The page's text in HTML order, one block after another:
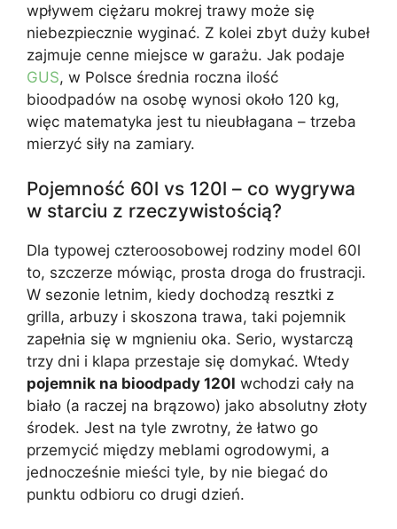
wpływem ciężaru mokrej trawy może się
niebezpiecznie wyginać. Z kolei zbyt duży kubeł
zajmuje cenne miejsce w garażu. Jak podaje
GUS, w Polsce średnia roczna ilość
bioodpadów na osobę wynosi około 120 kg,
więc matematyka jest tu nieubłagana – trzeba
mierzyć siły na zamiary.
Pojemność 60l vs 120l – co wygrywa
w starciu z rzeczywistością?
Dla typowej czteroosobowej rodziny model 60l
to, szczerze mówiąc, prosta droga do frustracji.
W sezonie letnim, kiedy dochodzą resztki z
grilla, arbuzy i skoszona trawa, taki pojemnik
zapełnia się w mgnieniu oka. Serio, wystarczą
trzy dni i klapa przestaje się domykać. Wtedy
pojemnik na bioodpady 120l wchodzi cały na
biało (a raczej na brązowo) jako absolutny złoty
środek. Jest na tyle zwrotny, że łatwo go
przemycić między meblami ogrodowymi, a
jednocześnie mieści tyle, by nie biegać do
punktu odbioru co drugi dzień.